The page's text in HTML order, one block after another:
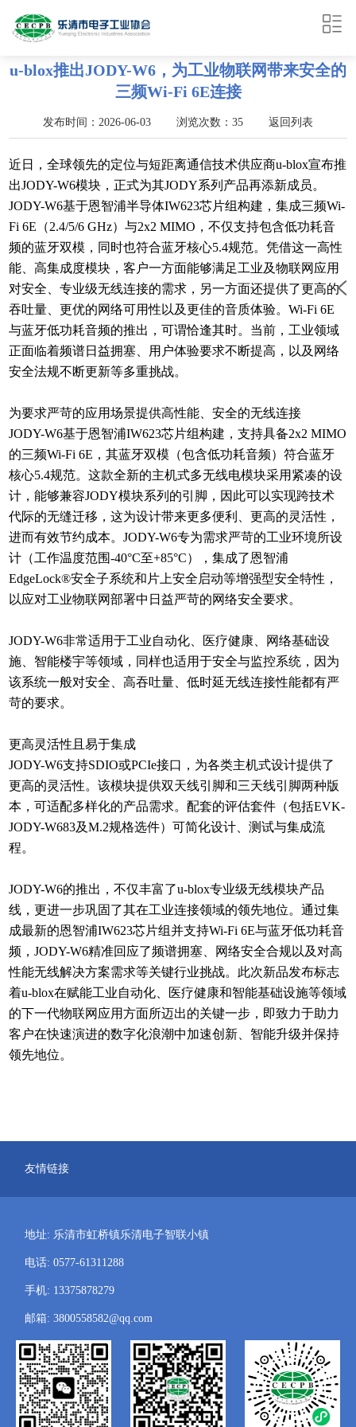
u-blox推出JODY-W6，为工业物联网带来安全的
三频Wi-Fi 6E连接
发布时间：2026-06-03 浏览次数：35 返回列表
近日，全球领先的定位与短距离通信技术供应商u-blox宣布推
出JODY-W6模块，正式为其JODY系列产品再添新成员。
JODY-W6基于恩智浦半导体IW623芯片组构建，集成三频Wi-
Fi 6E（2.4/5/6 GHz）与2x2 MIMO，不仅支持包含低功耗音
频的蓝牙双模，同时也符合蓝牙核心5.4规范。凭借这一高性
能、高集成度模块，客户一方面能够满足工业及物联网应用
对安全、专业级无线连接的需求，另一方面还提供了更高的
吞吐量、更优的网络可用性以及更佳的音质体验。Wi-Fi 6E
与蓝牙低功耗音频的推出，可谓恰逢其时。当前，工业领域
正面临着频谱日益拥塞、用户体验要求不断提高，以及网络
安全法规不断更新等多重挑战。
为要求严苛的应用场景提供高性能、安全的无线连接
JODY-W6基于恩智浦IW623芯片组构建，支持具备2x2 MIMO
的三频Wi-Fi 6E，其蓝牙双模（包含低功耗音频）符合蓝牙
核心5.4规范。这款全新的主机式多无线电模块采用紧凑的设
计，能够兼容JODY模块系列的引脚，因此可以实现跨技术
代际的无缝迁移，这为设计带来更多便利、更高的灵活性，
进而有效节约成本。JODY-W6专为需求严苛的工业环境所设
计（工作温度范围-40°C至+85°C），集成了恩智浦
EdgeLock®安全子系统和片上安全启动等增强型安全特性，
以应对工业物联网部署中日益严苛的网络安全要求。
JODY-W6非常适用于工业自动化、医疗健康、网络基础设
施、智能楼宇等领域，同样也适用于安全与监控系统，因为
该系统一般对安全、高吞吐量、低时延无线连接性能都有严
苛的要求。
更高灵活性且易于集成
JODY-W6支持SDIO或PCIe接口，为各类主机式设计提供了
更高的灵活性。该模块提供双天线引脚和三天线引脚两种版
本，可适配多样化的产品需求。配套的评估套件（包括EVK-
JODY-W683及M.2规格选件）可简化设计、测试与集成流
程。
JODY-W6的推出，不仅丰富了u-blox专业级无线模块产品
线，更进一步巩固了其在工业连接领域的领先地位。通过集
成最新的恩智浦IW623芯片组并支持Wi-Fi 6E与蓝牙低功耗音
频，JODY-W6精准回应了频谱拥塞、网络安全合规以及对高
性能无线解决方案需求等关键行业挑战。此次新品发布标志
着u-blox在赋能工业自动化、医疗健康和智能基础设施等领域
的下一代物联网应用方面所迈出的关键一步，即致力于助力
客户在快速演进的数字化浪潮中加速创新、智能升级并保持
领先地位。
友情链接
地址: 乐清市虹桥镇乐清电子智联小镇
电话: 0577-61311288
手机: 13375878279
邮箱: 3800558582@qq.com